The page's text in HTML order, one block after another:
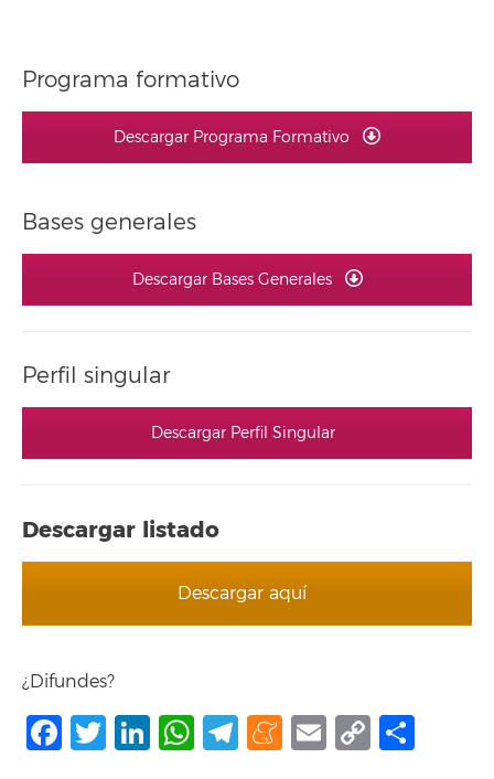
Programa formativo
Descargar Programa Formativo
Bases generales
Descargar Bases Generales
Perfil singular
Descargar Perfil Singular
Descargar listado
Descargar aquí
¿Difundes?
Facebook
Twitter
LinkedIn
WhatsApp
Telegram
Meneame
Email
Copy